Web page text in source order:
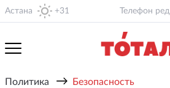
Астана +31 Телефон
Политика → Безопасность